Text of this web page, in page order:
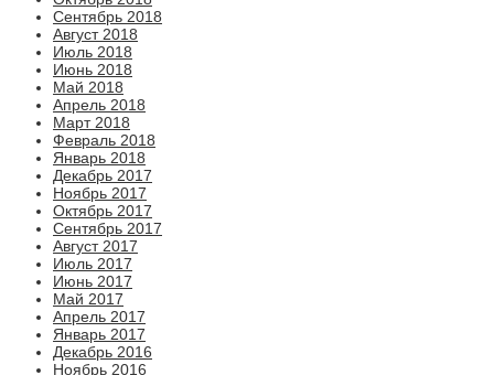
Сентябрь 2018
Август 2018
Июль 2018
Июнь 2018
Май 2018
Апрель 2018
Март 2018
Февраль 2018
Январь 2018
Декабрь 2017
Ноябрь 2017
Октябрь 2017
Сентябрь 2017
Август 2017
Июль 2017
Июнь 2017
Май 2017
Апрель 2017
Январь 2017
Декабрь 2016
Ноябрь 2016